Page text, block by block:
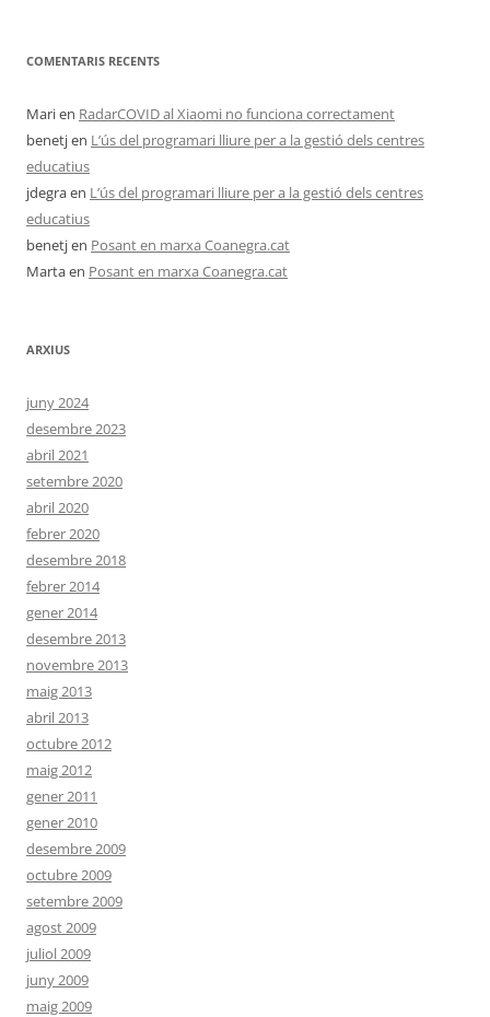
COMENTARIS RECENTS
Marien RadarCOVID al Xiaomi no funciona correctament
benetjen L’ús del programari lliure per a la gestió dels centres
educatius
jdegraen L’ús del programari lliure per a la gestió dels centres
educatius
benetjen Posant en marxa Coanegra.cat
Martaen Posant en marxa Coanegra.cat
ARXIUS
juny 2024
desembre 2023
abril 2021
setembre 2020
abril 2020
febrer 2020
desembre 2018
febrer 2014
gener 2014
desembre 2013
novembre 2013
maig 2013
abril 2013
octubre 2012
maig 2012
gener 2011
gener 2010
desembre 2009
octubre 2009
setembre 2009
agost 2009
juliol 2009
juny 2009
maig 2009